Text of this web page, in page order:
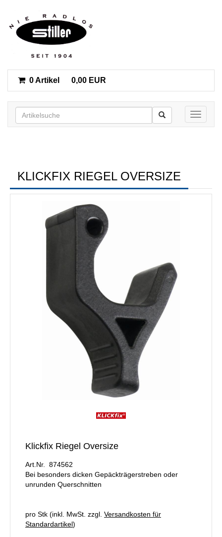
0 Artikel 0,00 EUR
Toggle
KLICKFIX RIEGEL OVERSIZE
Klickfix Riegel Oversize
Art.Nr. 874562
Bei besonders dicken Gepäckträgerstreben oder
unrunden Querschnitten
pro Stk (inkl. MwSt. zzgl. Versandkosten für
Standardartikel)